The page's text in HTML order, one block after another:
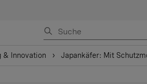
& Innovation Japankäfer: Mit